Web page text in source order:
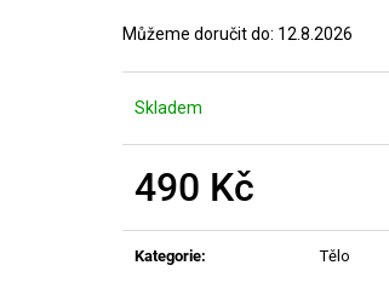
Můžeme doručit do: 12.8.2026
Skladem
490 Kč
Kategorie: Tělo
200 Kč